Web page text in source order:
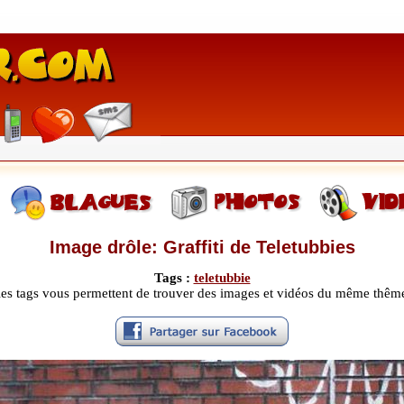
Image drôle: Graffiti de Teletubbies
Tags : teletubbie
tags vous permettent de trouver des images et vidéos du même